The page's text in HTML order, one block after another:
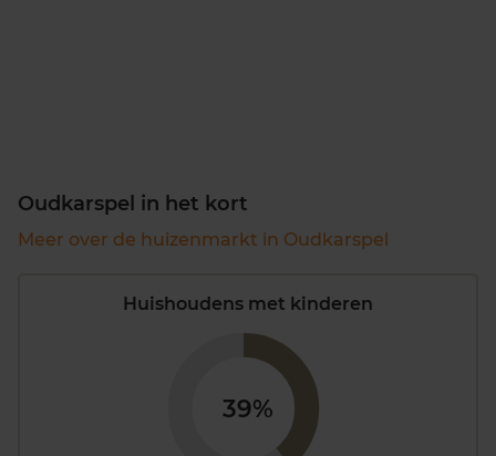
Oudkarspel in het kort
Meer over de huizenmarkt in Oudkarspel
Huishoudens met kinderen
39%